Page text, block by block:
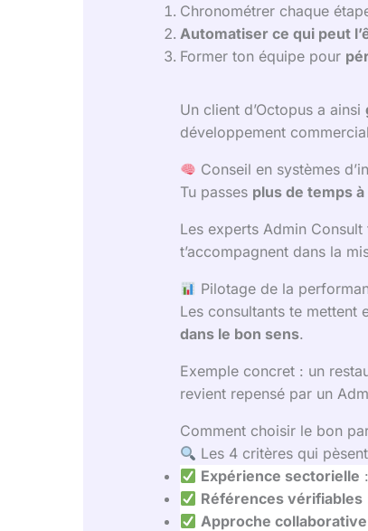
Chronométrer chaque
Automatiser ce qui peut
Former ton équipe pour
Un client d’Octopus a ainsi
développement
Conseil en systèmes
Tu passes plus de temps à
Les experts Admin Consult
t’accompagnent dans la
Pilotage de la
Les consultants te mettent
dans le bon sens.
Exemple concret : un
revient repensé par un
Comment choisir le bon
Les 4 critères qui
Expérience sectorielle
Références vérifiables
Approche collaborative